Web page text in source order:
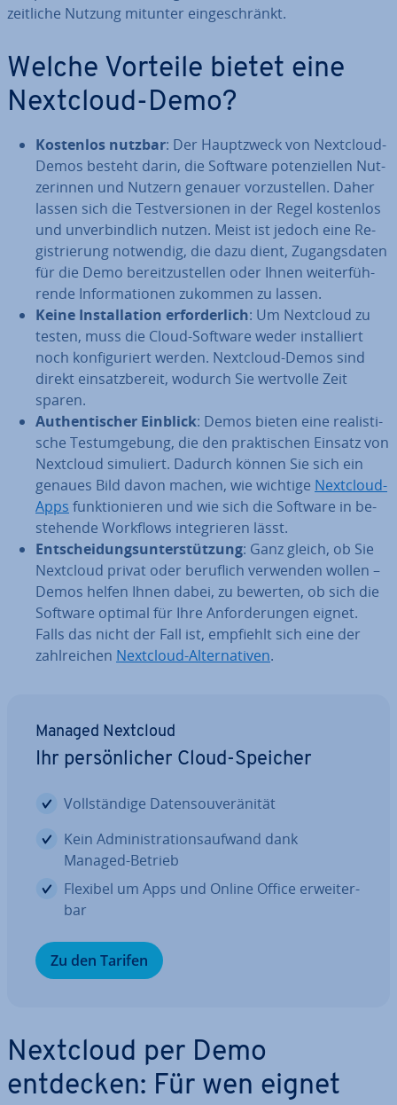
zeitliche Nutzung mitunter ein­ge­schränkt.
Welche Vorteile bietet eine
Nextcloud-Demo?
Kostenlos nutzbar: Der Haupt­zweck von Nextcloud-
Demos besteht darin, die Software po­ten­zi­el­len Nut­
ze­rin­nen und Nutzern genauer vor­zu­stel­len. Daher
lassen sich die Test­ver­sio­nen in der Regel kostenlos
und un­ver­bind­lich nutzen. Meist ist jedoch eine Re­
gis­trie­rung notwendig, die dazu dient, Zu­gangs­da­ten
für die Demo be­reit­zu­stel­len oder Ihnen wei­ter­füh­
ren­de In­for­ma­tio­nen zukommen zu lassen.
Keine In­stal­la­ti­on er­for­der­lich: Um Nextcloud zu
testen, muss die Cloud-Software weder in­stal­liert
noch kon­fi­gu­riert werden. Nextcloud-Demos sind
direkt ein­satz­be­reit, wodurch Sie wertvolle Zeit
sparen.
Au­then­ti­scher Einblick: Demos bieten eine rea­lis­ti­
sche Test­um­ge­bung, die den prak­ti­schen Einsatz von
Nextcloud simuliert. Dadurch können Sie sich ein
genaues Bild davon machen, wie wichtige Nextcloud-
Apps funk­tio­nie­ren und wie sich die Software in be­
stehen­de Workflows in­te­grie­ren lässt.
Ent­schei­dungs­un­ter­stüt­zung: Ganz gleich, ob Sie
Nextcloud privat oder beruflich verwenden wollen –
Demos helfen Ihnen dabei, zu bewerten, ob sich die
Software optimal für Ihre An­for­de­run­gen eignet.
Falls das nicht der Fall ist, empfiehlt sich eine der
zahl­rei­chen Nextcloud-Al­ter­na­ti­ven.
Managed Nextcloud
Ihr per­sön­li­cher Cloud-Speicher
Voll­stän­di­ge Da­ten­sou­ve­rä­ni­tät
Kein Ad­mi­nis­tra­ti­ons­auf­wand dank
Managed-Betrieb
Flexibel um Apps und Online Office er­wei­ter­
bar
Zu den Tarifen
Nextcloud per Demo
entdecken: Für wen eignet